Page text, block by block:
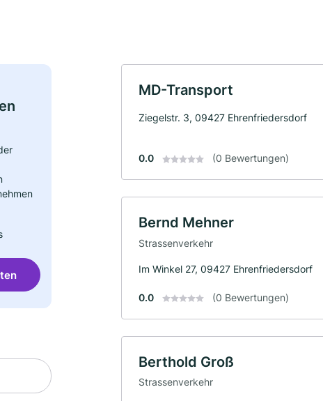
MD-Transport
Ziegelstr. 3, 09427 Ehrenfriedersdorf
0.0 (0 Bewertungen)
Bernd Mehner
Strassenverkehr
Im Winkel 27, 09427 Ehrenfriedersdorf
0.0 (0 Bewertungen)
Berthold Groß
Strassenverkehr